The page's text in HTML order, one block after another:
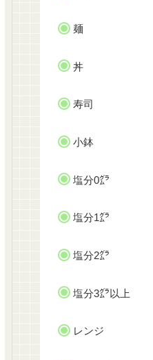
麺
丼
寿司
小鉢
塩分0㌘
塩分1㌘
塩分2㌘
塩分3㌘以上
レンジ